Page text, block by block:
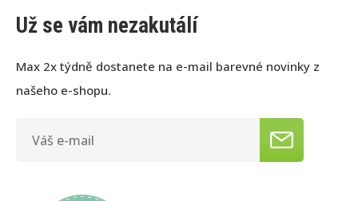
Už se vám nezakutálí
Max 2x týdně dostanete na e-mail barevné novinky z
našeho e-shopu.